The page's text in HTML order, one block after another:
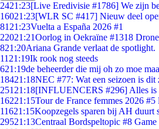
2421:23[Live Eredivisie #1786] We zijn
16021:23[WLR SC #417] Nieuw deel
81 21:23Vuelta a España 2026 #1
22021:21Oorlog in Oekraïne #1318
821:20Ariana Grande verlaat de spotlight.
11 21:19Ik rook nog steeds
621:19de beheerder die mij oh zo moe
18421:18NEC #77: Wat een seizoen is dit
251 21:18[INFLUENCERS #296] Alles is
16221:15Tour de France femmes 2026
11621:15Koopzegels sparen bij AH duurt
29521:13Centraal Bordspeltopic #8 Game